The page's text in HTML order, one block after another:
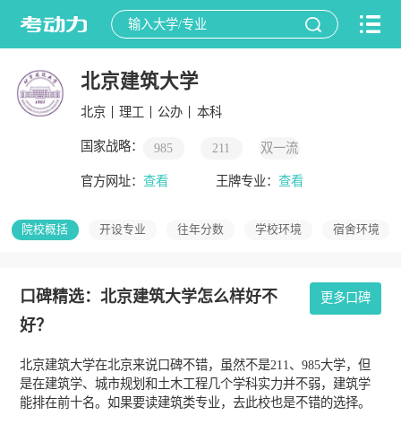
北京建筑大学
北京 理工 公办 本科
国家战略： 985 211 双一流
官方网址： 查看 王牌专业：查看
院校概括 开设专业 往年分数 学校环境 宿舍环境
口碑精选：北京建筑大学怎么样好不
好？
更多口碑
北京建筑大学在北京来说口碑不错，虽然不是211、985大学，但
是在建筑学、城市规划和土木工程几个学科实力并不弱，建筑学
能排在前十名。如果要读建筑类专业，去此校也是不错的选择。